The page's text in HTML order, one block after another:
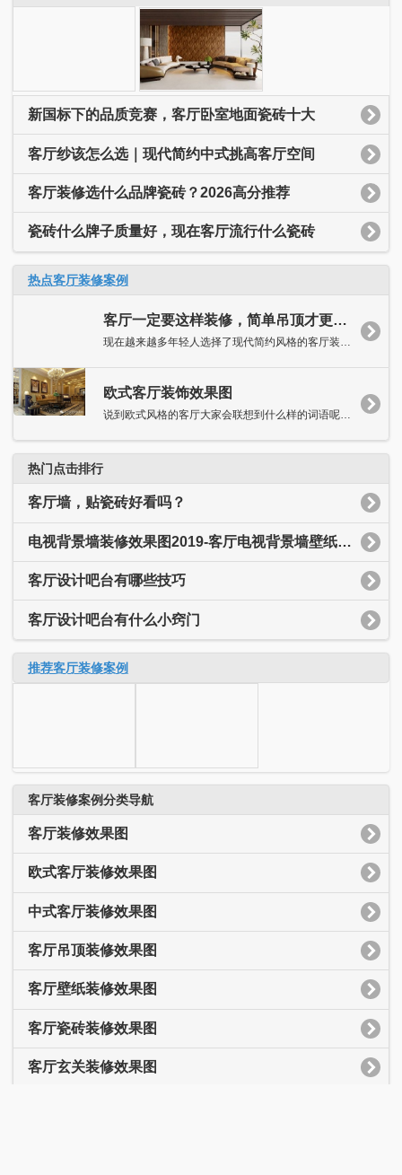
新国标下的品质竞赛，客厅卧室地面瓷砖十大
客厅纱该怎么选｜现代简约中式挑高客厅空间
客厅装修选什么品牌瓷砖？2026高分推荐
瓷砖什么牌子质量好，现在客厅流行什么瓷砖
热点客厅装修案例
客厅一定要这样装修，简单吊顶才更美！
现在越来越多年轻人选择了现代简约风格的客厅装修。简约主义的客...
欧式客厅装饰效果图
说到欧式风格的客厅大家会联想到什么样的词语呢?小编就会想到典雅...
热门点击排行
客厅墙，贴瓷砖好看吗？
电视背景墙装修效果图2019-客厅电视背景墙壁纸装修效果图
客厅设计吧台有哪些技巧
客厅设计吧台有什么小窍门
推荐客厅装修案例
客厅装修案例分类导航
客厅装修效果图
欧式客厅装修效果图
中式客厅装修效果图
客厅吊顶装修效果图
客厅壁纸装修效果图
客厅瓷砖装修效果图
客厅玄关装修效果图